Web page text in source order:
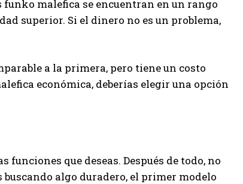
malefica se encuentran en un rango
superior. Si el dinero no es un problema,
a la primera, pero tiene un costo
económica, deberías elegir una opción
que deseas. Después de todo, no
algo duradero, el primer modelo